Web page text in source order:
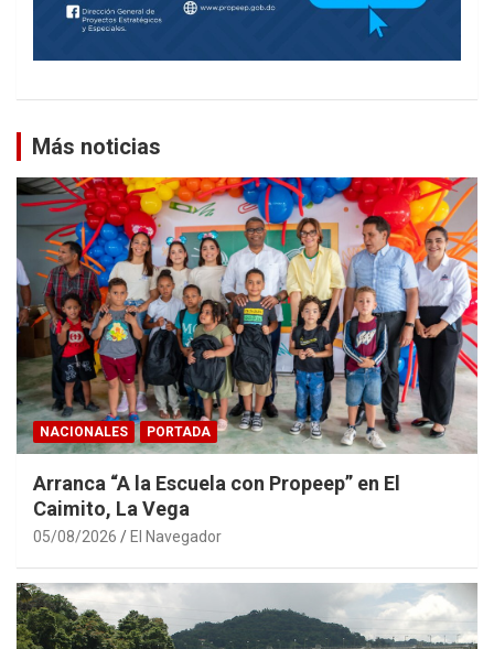
Más noticias
NACIONALES PORTADA
Arranca “A la Escuela con Propeep” en El
Caimito, La Vega
05/08/2026 El Navegador